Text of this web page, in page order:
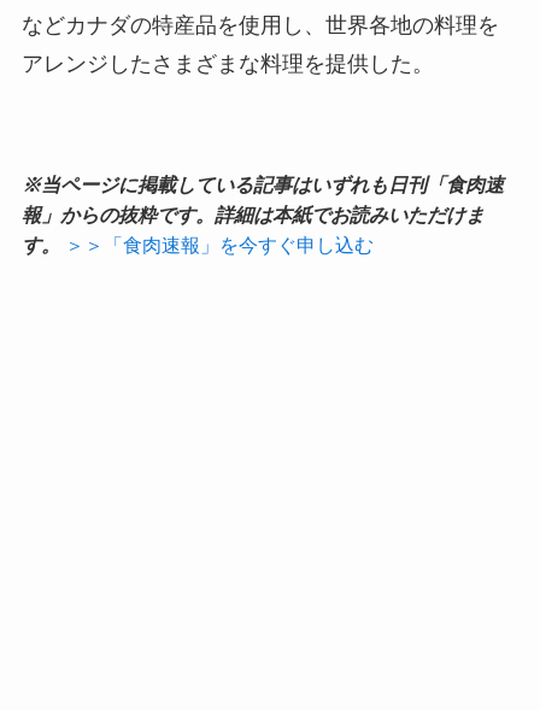
などカナダの特産品を使用し、世界各地の料理を
アレンジしたさまざまな料理を提供した。
※当ページに掲載している記事はいずれも日刊「食肉速
報」からの抜粋です。詳細は本紙でお読みいただけま
す。
＞＞「食肉速報」を今すぐ申し込む